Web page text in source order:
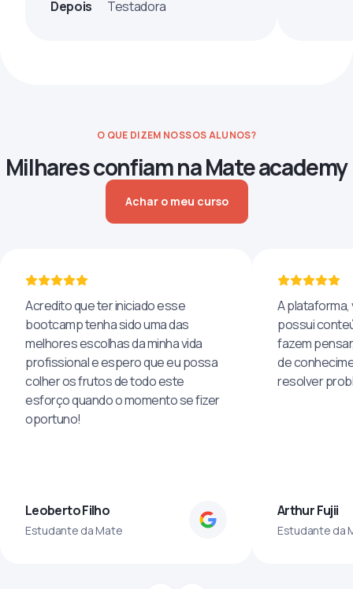
Depois Testadora
O QUE DIZEM NOSSOS ALUNOS?
Milhares confiam na Mate academy
Achar o meu curso
Acredito que ter iniciado esse
bootcamp tenha sido uma das
melhores escolhas da minha vida
profissional e espero que eu possa
colher os frutos de todo este
esforço quando o momento se fizer
oportuno!
Leoberto Filho
Estudante da Mate
A plataforma,
possui
fazem
de
resolver
Arthur Fujii
Estudante da